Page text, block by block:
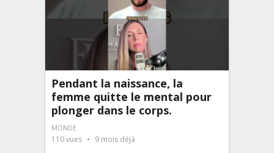
Pendant la naissance, la
femme quitte le mental pour
plonger dans le corps.
MONDE
110vues 9 mois déjà